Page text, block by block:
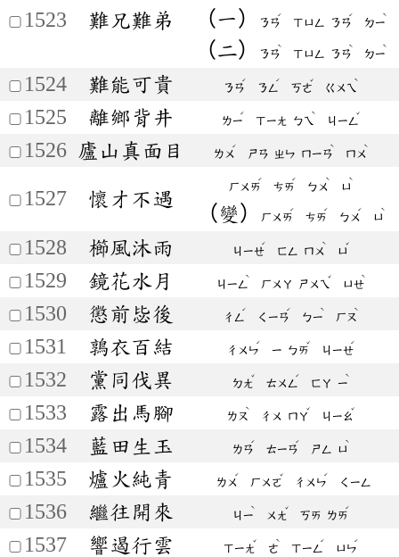
1523 難兄難弟 （一） ㄋㄢ
ˊ
ㄒㄩㄥ ㄋㄢ
ˊ
ㄉㄧ
ˋ
（二） ㄋㄢ
ˋ
ㄒㄩㄥ ㄋㄢ
ˋ
ㄉㄧ
ˋ
1524 難能可貴 ㄋㄢ
ˊ
ㄋㄥ
ˊ
ㄎㄜ
ˇ
ㄍㄨㄟ
ˋ
1525 離鄉背井 ㄌㄧ
ˊ
ㄒㄧㄤ ㄅㄟ
ˋ
ㄐㄧㄥ
ˇ
1526 廬山真面目 ㄌㄨ
ˊ
ㄕㄢ ㄓㄣ ㄇㄧㄢ
ˋ
ㄇㄨ
ˋ
1527 懷才不遇 ㄏㄨㄞ
ˊ
ㄘㄞ
ˊ
ㄅㄨ
ˋ
ㄩ
ˋ
（變） ㄏㄨㄞ
ˊ
ㄘㄞ
ˊ
ㄅㄨ
ˊ
ㄩ
ˋ
1528 櫛風沐雨 ㄐㄧㄝ
ˊ
ㄈㄥ ㄇㄨ
ˋ
ㄩ
ˇ
1529 鏡花水月 ㄐㄧㄥ
ˋ
ㄏㄨㄚ ㄕㄨㄟ
ˇ
ㄩㄝ
ˋ
1530 懲前毖後 ㄔㄥ
ˊ
ㄑㄧㄢ
ˊ
ㄅㄧ
ˋ
ㄏㄡ
ˋ
1531 鶉衣百結 ㄔㄨㄣ
ˊ
ㄧ ㄅㄞ
ˇ
ㄐㄧㄝ
ˊ
1532 黨同伐異 ㄉㄤ
ˇ
ㄊㄨㄥ
ˊ
ㄈㄚ ㄧ
ˋ
1533 露出馬腳 ㄌㄡ
ˋ
ㄔㄨ ㄇㄚ
ˇ
ㄐㄧㄠ
ˇ
1534 藍田生玉 ㄌㄢ
ˊ
ㄊㄧㄢ
ˊ
ㄕㄥ ㄩ
ˋ
1535 爐火純青 ㄌㄨ
ˊ
ㄏㄨㄛ
ˇ
ㄔㄨㄣ
ˊ
ㄑㄧㄥ
1536 繼往開來 ㄐㄧ
ˋ
ㄨㄤ
ˇ
ㄎㄞ ㄌㄞ
ˊ
1537 響遏行雲 ㄒㄧㄤ
ˇ
ㄜ
ˋ
ㄒㄧㄥ
ˊ
ㄩㄣ
ˊ